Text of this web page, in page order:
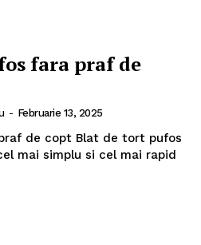
fara praf de
- Februarie 13, 2025
de copt Blat de tort pufos
mai simplu si cel mai rapid